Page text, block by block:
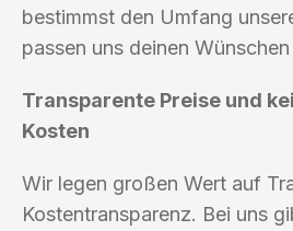
bestimmst den Umfang
passen uns deinen Wünschen
Transparente Preise und
Kosten
Wir legen großen Wert auf
Kostentransparenz. Bei uns